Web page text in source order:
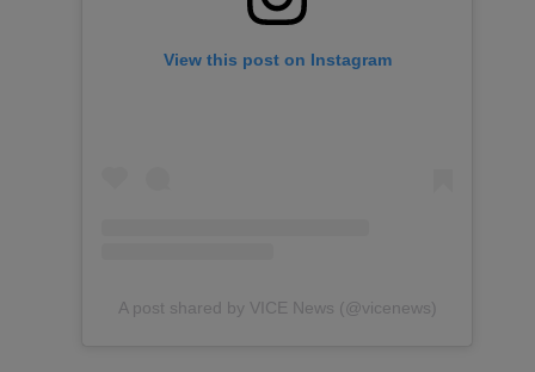
View this post on Instagram
A post shared by VICE News (@vicenews)